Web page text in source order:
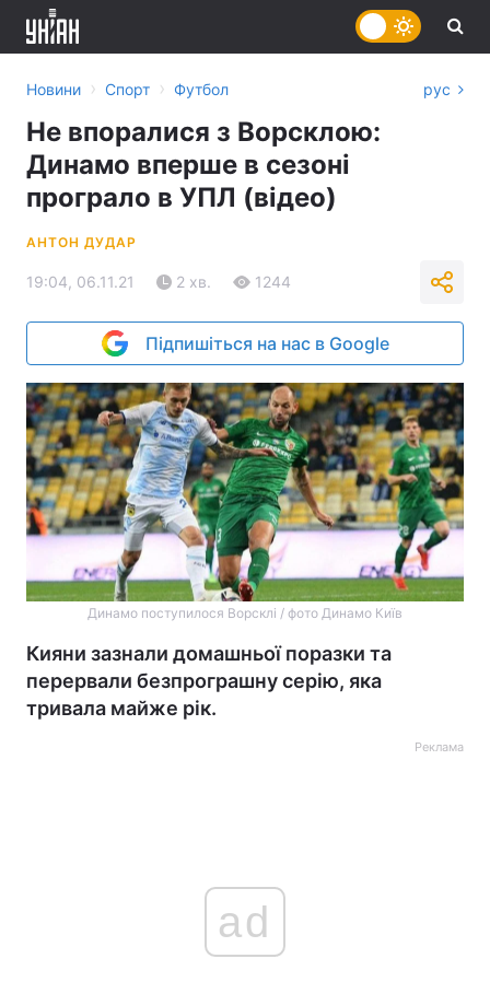
Новини › Спорт › Футбол рус
Не впоралися з Ворсклою:
Динамо вперше в сезоні
програло в УПЛ (відео)
АНТОН ДУДАР
19:04, 06.11.21 2 хв. 1244
Підпишіться на нас в Google
Динамо поступилося Ворсклі / фото Динамо Київ
Кияни зазнали домашньої поразки та
перервали безпрограшну серію, яка
тривала майже рік.
Реклама
ad